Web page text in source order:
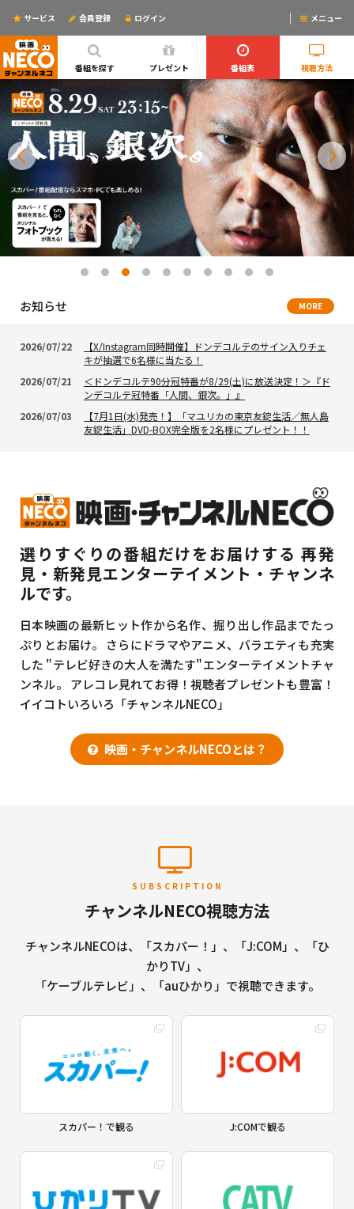
番組を探す プレゼント 番組表 視聴方法
サービス 会員登録 ログイン メニュー
ログインするとリマインドメールが使えるYO!
お知らせ MORE
2026/07/22
【X/Instagram同時開催】ドンデコルテのサイン入りチェ
キが抽選で6名様に当たる！
2026/07/21
＜ドンデコルテ90分冠特番が8/29(土)に放送決定！＞『ド
ンデコルテ冠特番「人間、銀次。」』
2026/07/03
【7月1日(水)発売！】「マユリカの東京友錠生活／無人島
友錠生活」DVD-BOX完全版を2名様にプレゼント！！
選りすぐりの番組だけをお届けする 再発
見・新発見エンターテイメント・チャンネ
ルです。
日本映画の最新ヒット作から名作、掘り出し作品までたっ
ぷりとお届け。
さらにドラマやアニメ、バラエティも充実
した "テレビ好きの大人を満たす"エンターテイメントチャ
ンネル。
アレコレ見れてお得！視聴者プレゼントも豊富！
イイコトいろいろ「チャンネルNECO」
映画・チャンネルNECOとは？
SUBSCRIPTION
チャンネルNECO視聴方法
チャンネルNECOは、「スカパー！」、「J:COM」、「ひ
かりTV」、
「ケーブルテレビ」、「auひかり」で視聴できます。
スカパー！で観る J:COMで観る